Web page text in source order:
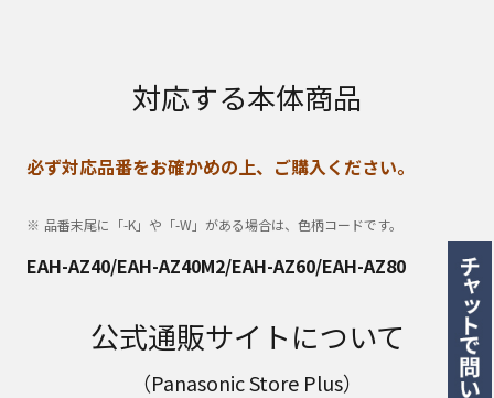
対応する本体商品
必ず対応品番をお確かめの上、ご購入ください。
品番末尾に「-K」や「-W」がある場合は、色柄コードです。
EAH-AZ40/EAH-AZ40M2/EAH-AZ60/EAH-AZ80
公式通販サイトについて
（Panasonic Store Plus）